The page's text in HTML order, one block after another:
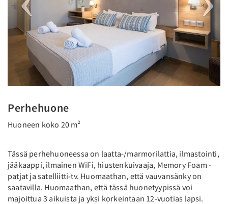
Perhehuone
Huoneen koko 20 m²
Tässä perhehuoneessa on laatta-/marmorilattia, ilmastointi,
jääkaappi, ilmainen WiFi, hiustenkuivaaja, Memory Foam -
patjat ja satelliitti-tv. Huomaathan, että vauvansänky on
saatavilla. Huomaathan, että tässä huonetyypissä voi
majoittua 3 aikuista ja yksi korkeintaan 12-vuotias lapsi.